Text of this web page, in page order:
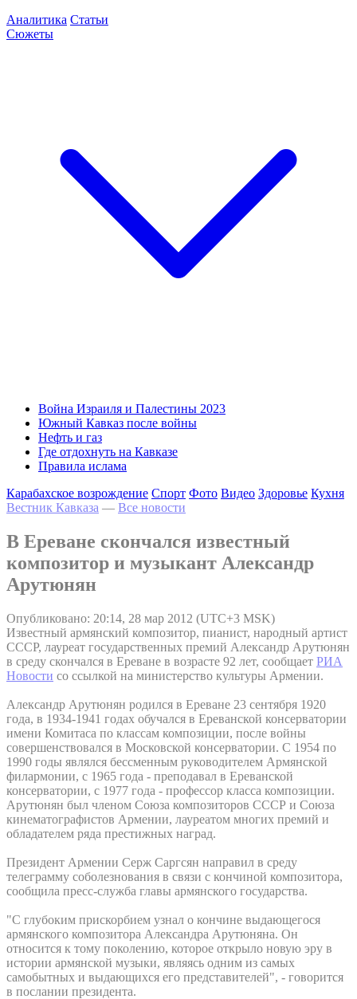
Аналитика Статьи
Сюжеты
Война Израиля и Палестины 2023
Южный Кавказ после войны
Нефть и газ
Где отдохнуть на Кавказе
Правила ислама
Карабахское возрождение Спорт Фото Видео Здоровье Кухня
Вестник Кавказа — Все новости
В Ереване скончался известный
композитор и музыкант Александр
Арутюнян
Опубликовано: 20:14, 28 мар 2012 (UTC+3 MSK)
Известный армянский композитор, пианист, народный артист
СССР, лауреат государственных премий Александр Арутюнян
в среду скончался в Ереване в возрасте 92 лет, сообщает РИА
Новости со ссылкой на министерство культуры Армении.
Александр Арутюнян родился в Ереване 23 сентября 1920
года, в 1934-1941 годах обучался в Ереванской консерватории
имени Комитаса по классам композиции, после войны
совершенствовался в Московской консерватории. С 1954 по
1990 годы являлся бессменным руководителем Армянской
филармонии, с 1965 года - преподавал в Ереванской
консерватории, с 1977 года - профессор класса композиции.
Арутюнян был членом Союза композиторов СССР и Союза
кинематографистов Армении, лауреатом многих премий и
обладателем ряда престижных наград.
Президент Армении Серж Саргсян направил в среду
телеграмму соболезнования в связи с кончиной композитора,
сообщила пресс-служба главы армянского государства.
"С глубоким прискорбием узнал о кончине выдающегося
армянского композитора Александра Арутюняна. Он
относится к тому поколению, которое открыло новую эру в
истории армянской музыки, являясь одним из самых
самобытных и выдающихся его представителей", - говорится
в послании президента.